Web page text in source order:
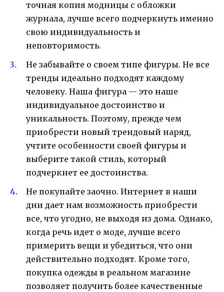
точная копия модницы с обложки
журнала, лучше всего подчеркнуть именно
свою индивидуальность и
неповторимость.
Не забывайте о своем типе фигуры. Не все
тренды идеально подходят каждому
человеку. Наша фигура — это наше
индивидуальное достоинство и
уникальность. Поэтому, прежде чем
приобрести новый трендовый наряд,
учтите особенности своей фигуры и
выберите такой стиль, который
подчеркнет ее достоинства.
Не покупайте заочно. Интернет в наши
дни дает нам возможность приобрести
все, что угодно, не выходя из дома. Однако,
когда речь идет о моде, лучше всего
примерить вещи и убедиться, что они
действительно подходят. Кроме того,
покупка одежды в реальном магазине
позволяет получить более качественные